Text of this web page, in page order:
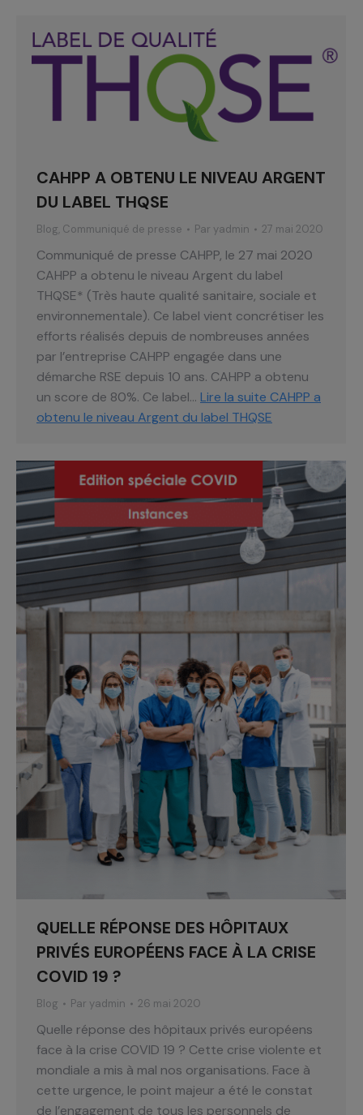
CAHPP A OBTENU LE NIVEAU ARGENT
DU LABEL THQSE
Blog, Communiqué de presse Par yadmin 27 mai 2020
Communiqué de presse CAHPP, le 27 mai 2020
CAHPP a obtenu le niveau Argent du label
THQSE* (Très haute qualité sanitaire, sociale et
environnementale). Ce label vient concrétiser les
efforts réalisés depuis de nombreuses années
par l’entreprise CAHPP engagée dans une
démarche RSE depuis 10 ans. CAHPP a obtenu
un score de 80%. Ce label… Lire la suite CAHPP a
obtenu le niveau Argent du label THQSE
QUELLE RÉPONSE DES HÔPITAUX
PRIVÉS EUROPÉENS FACE À LA CRISE
COVID 19 ?
Blog Par yadmin 26 mai 2020
Quelle réponse des hôpitaux privés européens
face à la crise COVID 19 ? Cette crise violente et
mondiale a mis à mal nos organisations. Face à
cette urgence, le point majeur a été le constat
de l’engagement de tous les personnels de